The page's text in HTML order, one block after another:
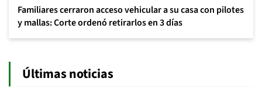
Familiares cerraron acceso vehicular a su casa con pilotes
y mallas: Corte ordenó retirarlos en 3 días
Últimas noticias